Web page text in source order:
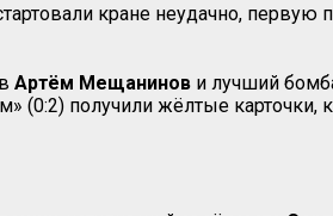
кране неудачно, первую
Артём Мещанинов и лучший
получили жёлтые карточки,